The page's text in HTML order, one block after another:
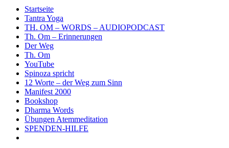
Startseite
Tantra Yoga
TH. OM – WORDS – AUDIOPODCAST
Th. Om – Erinnerungen
Der Weg
Th. Om
YouTube
Spinoza spricht
12 Worte – der Weg zum Sinn
Manifest 2000
Bookshop
Dharma Words
Übungen Atemmeditation
SPENDEN-HILFE